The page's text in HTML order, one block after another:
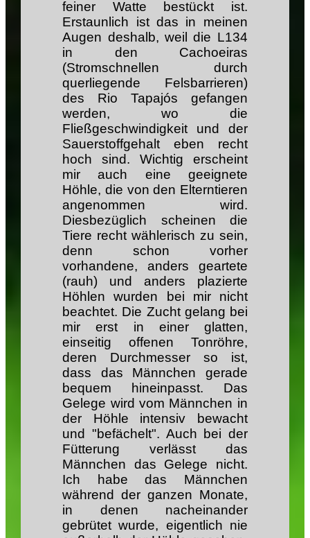
feiner Watte bestückt ist.
Erstaunlich ist das in meinen
Augen deshalb, weil die L134
in den Cachoeiras
(Stromschnellen durch
querliegende Felsbarrieren)
des Rio Tapajós gefangen
werden, wo die
Fließgeschwindigkeit und der
Sauerstoffgehalt eben recht
hoch sind. Wichtig erscheint
mir auch eine geeignete
Höhle, die von den Elterntieren
angenommen wird.
Diesbezüglich scheinen die
Tiere recht wählerisch zu sein,
denn schon vorher
vorhandene, anders geartete
(rauh) und anders plazierte
Höhlen wurden bei mir nicht
beachtet. Die Zucht gelang bei
mir erst in einer glatten,
einseitig offenen Tonröhre,
deren Durchmesser so ist,
dass das Männchen gerade
bequem hineinpasst. Das
Gelege wird vom Männchen in
der Höhle intensiv bewacht
und "befächelt". Auch bei der
Fütterung verlässt das
Männchen das Gelege nicht.
Ich habe das Männchen
während der ganzen Monate,
in denen nacheinander
gebrütet wurde, eigentlich nie